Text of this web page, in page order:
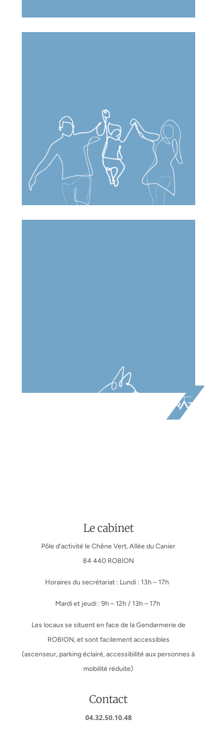
Le cabinet
Pôle d’activité le Chêne Vert, Allée du Canier
84 440 ROBION
Horaires du secrétariat : Lundi : 13h – 17h
Mardi et jeudi : 9h – 12h / 13h – 17h
Les locaux se situent en face de la Gendarmerie de
ROBION, et sont facilement accessibles
(ascenseur, parking éclairé, accessibilité aux personnes à
mobilité réduite)
Contact
04.32.50.10.48